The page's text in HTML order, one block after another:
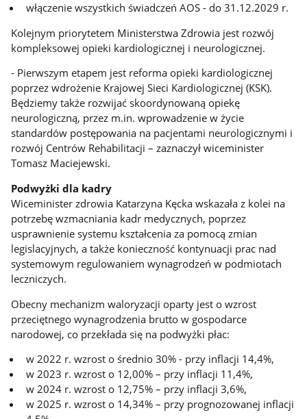
włączenie wszystkich świadczeń AOS - do 31.12.2029 r.
Kolejnym priorytetem Ministerstwa Zdrowia jest rozwój
kompleksowej opieki kardiologicznej i neurologicznej.
- Pierwszym etapem jest reforma opieki kardiologicznej
poprzez wdrożenie Krajowej Sieci Kardiologicznej (KSK).
Będziemy także rozwijać skoordynowaną opiekę
neurologiczną, przez m.in. wprowadzenie w życie
standardów postępowania na pacjentami neurologicznymi i
rozwój Centrów Rehabilitacji – zaznaczył wiceminister
Tomasz Maciejewski.
Podwyżki dla kadry
Wiceminister zdrowia Katarzyna Kęcka wskazała z kolei na
potrzebę wzmacniania kadr medycznych, poprzez
usprawnienie systemu kształcenia za pomocą zmian
legislacyjnych, a także konieczność kontynuacji prac nad
systemowym regulowaniem wynagrodzeń w podmiotach
leczniczych.
Obecny mechanizm waloryzacji oparty jest o wzrost
przeciętnego wynagrodzenia brutto w gospodarce
narodowej, co przekłada się na podwyżki płac:
w 2022 r. wzrost o średnio 30% - przy inflacji 14,4%,
w 2023 r. wzrost o 12,00% – przy inflacji 11,4%,
w 2024 r. wzrost o 12,75% – przy inflacji 3,6%,
w 2025 r. wzrost o 14,34% – przy prognozowanej inflacji